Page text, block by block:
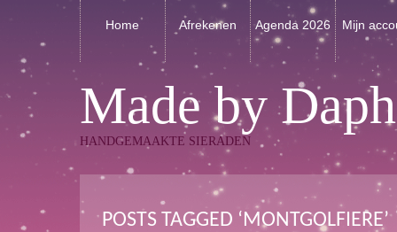
Home Afrekenen Agenda 2026 Mijn
Made by
HANDGEMAAKTE SIERADEN
POSTS TAGGED ‘MONTGOLFIERE’